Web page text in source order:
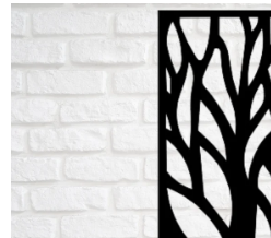
produktu
je
z
5
hviezdičiek.